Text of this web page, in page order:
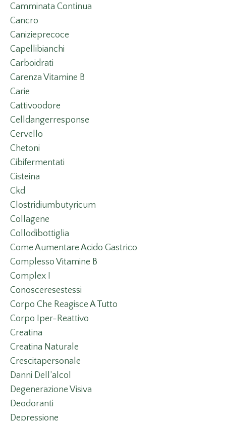
Camminata Continua
Cancro
Canizieprecoce
Capellibianchi
Carboidrati
Carenza Vitamine B
Carie
Cattivoodore
Celldangerresponse
Cervello
Chetoni
Cibifermentati
Cisteina
Ckd
Clostridiumbutyricum
Collagene
Collodibottiglia
Come Aumentare Acido Gastrico
Complesso Vitamine B
Complex I
Conosceresestessi
Corpo Che Reagisce A Tutto
Corpo Iper-Reattivo
Creatina
Creatina Naturale
Crescitapersonale
Danni Dell’alcol
Degenerazione Visiva
Deodoranti
Depressione